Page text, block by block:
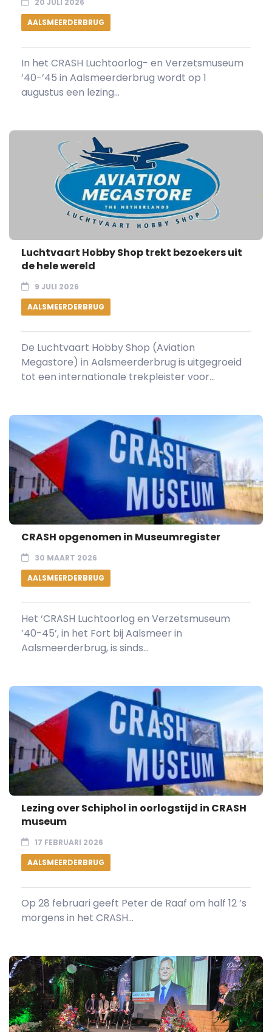
20 JULI 2026
AALSMEERDERBRUG
In het CRASH Luchtoorlog- en Verzetsmuseum
’40-’45 in Aalsmeerderbrug wordt op 1
augustus een lezing...
Luchtvaart Hobby Shop trekt bezoekers uit
de hele wereld
9 JULI 2026
AALSMEERDERBRUG
De Luchtvaart Hobby Shop (Aviation
Megastore) in Aalsmeerderbrug is uitgegroeid
tot een internationale trekpleister voor...
CRASH opgenomen in Museumregister
30 MAART 2026
AALSMEERDERBRUG
Het ‘CRASH Luchtoorlog en Verzetsmuseum
’40-45’, in het Fort bij Aalsmeer in
Aalsmeerderbrug, is sinds...
Lezing over Schiphol in oorlogstijd in CRASH
museum
17 FEBRUARI 2026
AALSMEERDERBRUG
Op 28 februari geeft Peter de Raaf om half 12 ’s
morgens in het CRASH...